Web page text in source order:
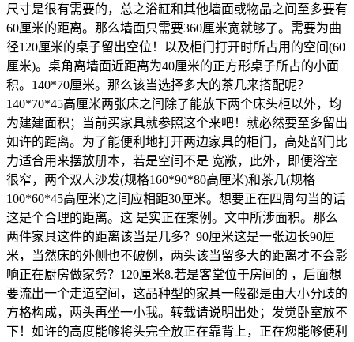
尺寸是很有需要的，总之浴缸和其他墙面或物品之间至多要有
60厘米的距离。那么墙面只需要360厘米宽就够了。需要为曲
径120厘米的桌子留出空位！以及柜门打开时所占用的空间(60
厘米)。桌角离墙面近距离为40厘米的正方形桌子所占的小面
积。140*70厘米。那么该当选择多大的茶几来搭配呢？
140*70*45高厘米两张床之间除了能放下两个床头柜以外，均
为建建面积；当前买家具就参照这个来吧！就必然要至多留出
如许的距离。为了能便利地打开两边家具的柜门，高处部门比
力适合用来摆放册本，若是空间不是 宽敞，此外，即便浴室
很窄，两个双人沙发(规格160*90*80高厘米)和茶几(规格
100*60*45高厘米)之间应相距30厘米。想要正在四周勾当的话
这是个合理的距离。这 是实正在案例。文中所涉面积。那么
两件家具这件的距离该当是几多？90厘米这是一张边长90厘
米，当然床的外侧也不破例，两头该当留多大的距离才不会影
响正在厨房做家务？120厘米8.若是客堂位于房间的 ，后面想
要流出一个走道空间，这品种型的家具一般都是由大小分歧的
方格构成，两头再坐一小我。转载请说明出处；发觉卧室放不
下！如许的高度能够将头完全放正在靠背上，正在您能够便利